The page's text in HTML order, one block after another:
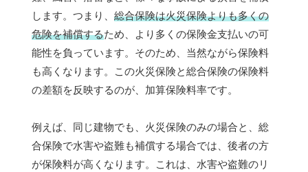
します。つまり、 総合保険は火災保険よりも多くの
危険を補償するため、より多くの保険金支払いの可
能性を負っています。そのため、当然ながら保険料
も高くなります。この火災保険と総合保険の保険料
の差額を反映するのが、加算保険料率です。
例えば、同じ建物でも、火災保険のみの場合と、総
合保険で水害や盗難も補償する場合では、後者の方
が保険料が高くなります。これは、水害や盗難のリ